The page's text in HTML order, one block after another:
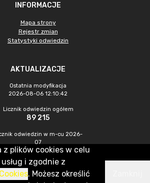
INFORMACJE
Mapa strony
Rejestr zmian
Statystyki odwiedzin
AKTUALIZACJE
Ostatnia modyfikacja
2026-08-06 12:10:42
Licznik odwiedzin ogółem
89 215
odwiedzin w m-cu 2026-
07
436
plików cookies w celu
i zgodnie z
. Możesz określić